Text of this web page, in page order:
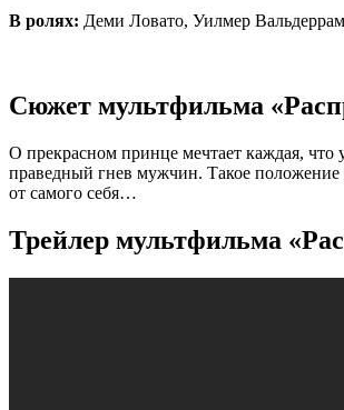
В ролях: Деми Ловато, Уилмер
Сюжет мультфильма
О прекрасном принце мечтает каждая,
праведный гнев мужчин. Такое положение
от самого себя…
Трейлер мультфильма